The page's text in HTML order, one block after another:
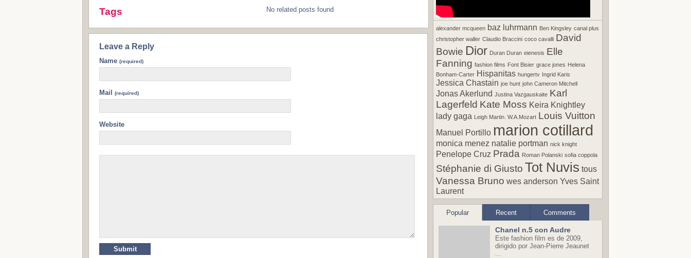
Tags
No related posts found
Leave a Reply
Name (required)
Mail (required)
Website
alexander mcqueen baz luhrmann Ben Kingsley canal plus
christopher waller Claudio Braccini coco cavalli David
Bowie Dior Duran Duran eienesis Elle
Fanning fashion films Font Bisier grace jones Helena
Bonham-Carter Hispanitas hungertv Ingrid Karis
Jessica Chastain joe hunt john Cameron Mitchell
Jonas Akerlund Justina Vazgauskaite Karl
Lagerfeld Kate Moss Keira Knightley
lady gaga Leigh Martin. W.A.Mozart Louis Vuitton
Manuel Portillo marion cotillard
monica menez natalie portman nick knight
Penelope Cruz Prada Roman Polanski sofia coppola
Stéphanie di Giusto Tot Nuvis tous
Vanessa Bruno wes anderson Yves Saint
Laurent
Popular Recent Comments
Chanel n.5 con Audre
Este fashion film es de 2009,
dirigido por Jean-Pierre Jeaunet
...